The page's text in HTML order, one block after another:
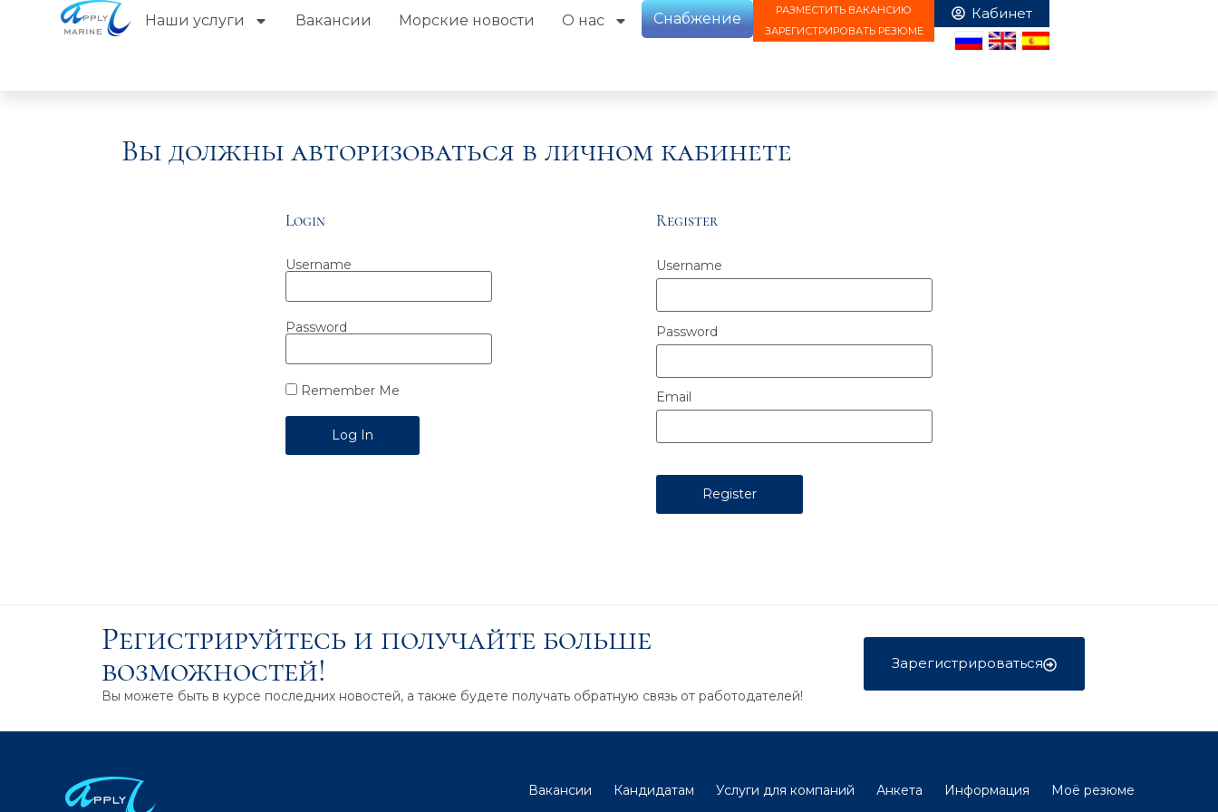
Наши услуги Вакансии Морские новости О нас Снабжение
РАЗМЕСТИТЬ ВАКАНСИЮ
ЗАРЕГИСТРИРОВАТЬ РЕЗЮМЕ
Вы должны авторизоваться в личном кабинете
Login
Username
Password
Remember Me
Register
Username
Password
Email
Регистрируйтесь и получайте больше
возможностей!
Вы можете быть в курсе последних новостей, а также будете получать обратную связь от работодателей!
Зарегистрироваться
Вакансии Кандидатам Услуги для компаний Анкета Информация
Моё резюме